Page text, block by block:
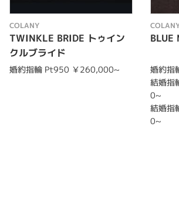
COLANY
TWINKLE BRIDE トゥイン
クルブライド
婚約指輪 Pt950 ￥260,000~
BLUE
婚約
結婚指
0~
結婚指
0~